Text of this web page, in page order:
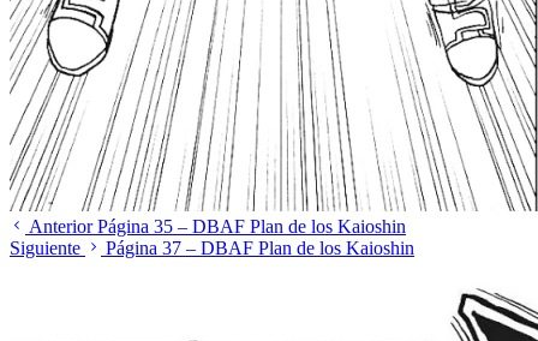
AnteriorPágina 35 – DBAF Plan de los Kaioshin
Siguiente
Página 37 – DBAF Plan de los Kaioshin